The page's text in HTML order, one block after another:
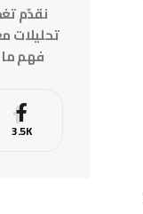
نقدّم
تحليلات
فهم ما
3.5K